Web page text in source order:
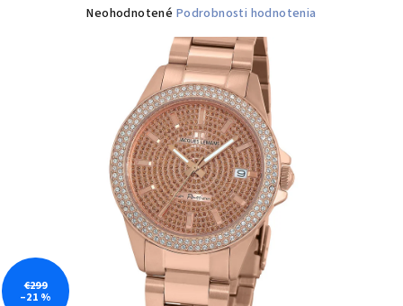
Priemerné
hviezdičiek.
Neohodnotené Podrobnosti hodnotenia
€299
–21 %